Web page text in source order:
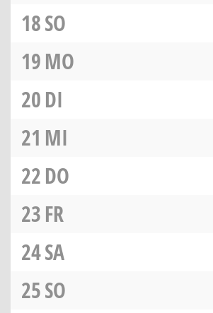
18SO
19MO
20DI
21 MI
22DO
23FR
24SA
25SO